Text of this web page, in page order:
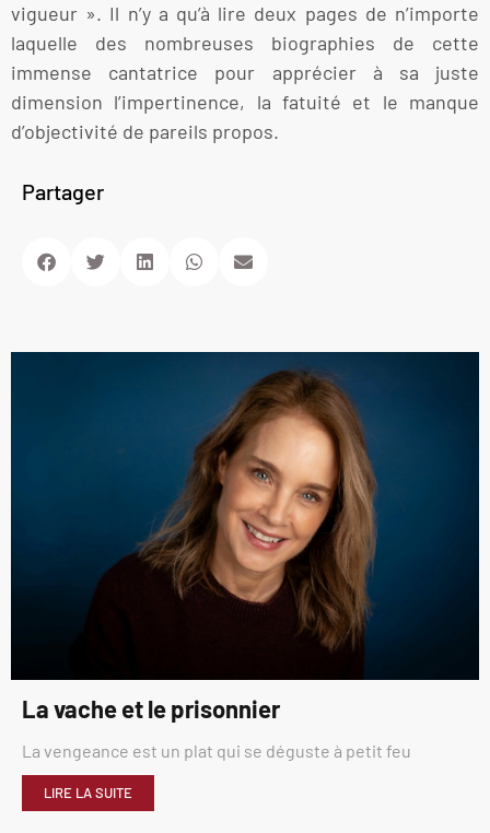
vigueur ». Il n’y a qu’à lire deux pages de n’importe
laquelle des nombreuses biographies de cette
immense cantatrice pour apprécier à sa juste
dimension l’impertinence, la fatuité et le manque
d’objectivité de pareils propos.
Partager
La vache et le prisonnier
La vengeance est un plat qui se déguste à petit feu
LIRE LA SUITE